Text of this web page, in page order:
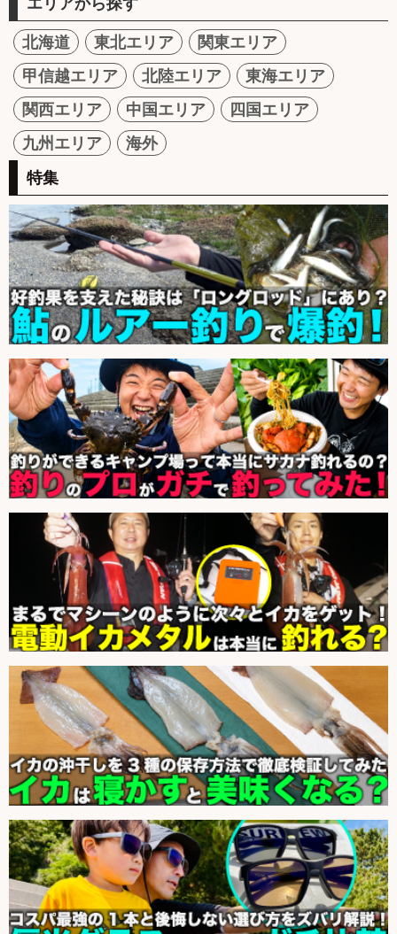
北海道 東北エリア
関東エリア
甲信越エリア
北陸エリア
東海エリア
関西エリア
中国エリア
四国エリア
九州エリア
海外
特集